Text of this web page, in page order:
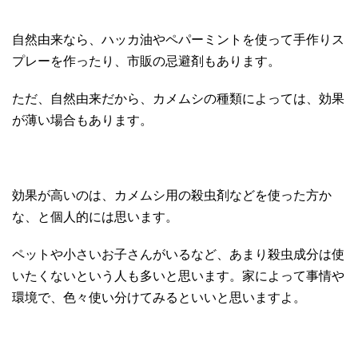
自然由来なら、ハッカ油やペパーミントを使って手作りス
プレーを作ったり、市販の忌避剤もあります。
ただ、自然由来だから、カメムシの種類によっては、効果
が薄い場合もあります。
効果が高いのは、カメムシ用の殺虫剤などを使った方か
な、と個人的には思います。
ペットや小さいお子さんがいるなど、あまり殺虫成分は使
いたくないという人も多いと思います。家によって事情や
環境で、色々使い分けてみるといいと思いますよ。